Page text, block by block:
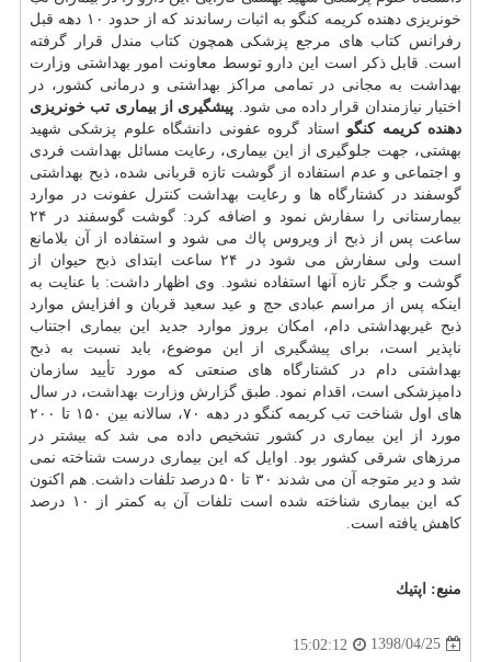
خونریزی دهنده كریمه كنگو به اثبات رساندند كه از حدود ۱۰ دهه قبل
رفرانس كتاب های مرجع پزشكی همچون كتاب مندل قرار گرفته
است. قابل ذكر است این دارو توسط معاونت امور بهداشتی وزارت
بهداشت به مجانی در تمامی مراكز بهداشتی و درمانی كشور، در
اختیار نیازمندان قرار داده می شود. پیشگیری از بیماری تب خونریزی
دهنده كریمه كنگو استاد گروه عفونی دانشگاه علوم پزشكی شهید
بهشتی، جهت جلوگیری از این بیماری، رعایت مسائل بهداشت فردی
و اجتماعی و عدم استفاده از گوشت تازه قربانی شده، ذبح بهداشتی
گوسفند در كشتارگاه ها و رعایت بهداشت كنترل عفونت در موارد
بیمارستانی را سفارش نمود و اضافه كرد: گوشت گوسفند در ۲۴
ساعت پس از ذبح از ویروس پاك می شود و استفاده از آن بلامانع
است ولی سفارش می شود در ۲۴ ساعت ابتدای ذبح حیوان از
گوشت و جگر تازه آنها استفاده نشود. وی اظهار داشت: با عنایت به
اینكه پس از مراسم عبادی حج و عید سعید قربان و افزایش موارد
ذبح غیربهداشتی دام، امكان بروز موارد جدید این بیماری اجتناب
ناپذیر است، برای پیشگیری از این موضوع، باید نسبت به ذبح
بهداشتی دام در كشتارگاه های صنعتی كه مورد تأیید سازمان
دامپزشكی است، اقدام نمود. طبق گزارش وزارت بهداشت، در سال
های اول شناخت تب كریمه كنگو در دهه ۷۰، سالانه بین ۱۵۰ تا ۲۰۰
مورد از این بیماری در كشور تشخیص داده می شد كه بیشتر در
مرزهای شرقی كشور بود. اوایل كه این بیماری درست شناخته نمی
شد و دیر متوجه آن می شدند ۳۰ تا ۵۰ درصد تلفات داشت. هم اكنون
كه این بیماری شناخته شده است تلفات آن به كمتر از ۱۰ درصد
كاهش یافته است.
منبع: اپتیك
1398/04/25
15:02:12